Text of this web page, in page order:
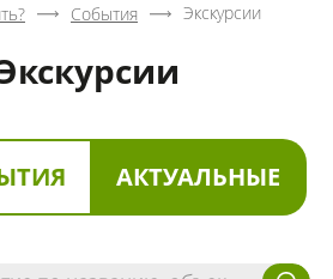
События Экскурсии
АКТУАЛЬНЫЕ